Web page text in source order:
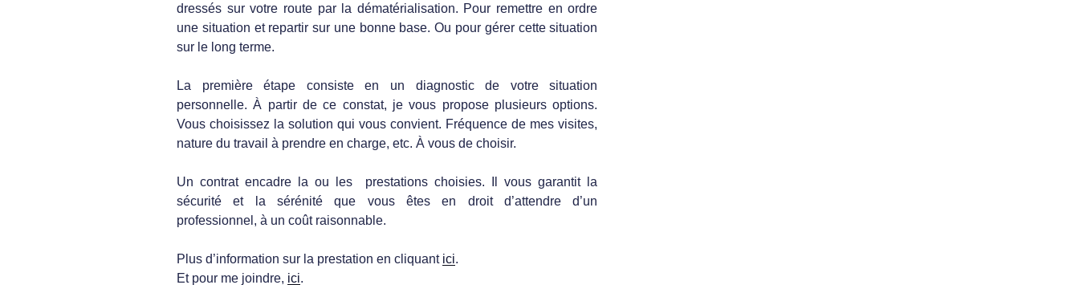
dressés sur votre route par la dématérialisation. Pour remettre en ordre
une situation et repartir sur une bonne base. Ou pour gérer cette situation
sur le long terme.
La première étape consiste en un diagnostic de votre situation
personnelle. À partir de ce constat, je vous propose plusieurs options.
Vous choisissez la solution qui vous convient. Fréquence de mes visites,
nature du travail à prendre en charge, etc. À vous de choisir.
Un contrat encadre la ou les prestations choisies. Il vous garantit la
sécurité et la sérénité que vous êtes en droit d’attendre d’un
professionnel, à un coût raisonnable.
Plus d’information sur la prestation en cliquant ici.
Et pour me joindre, ici.